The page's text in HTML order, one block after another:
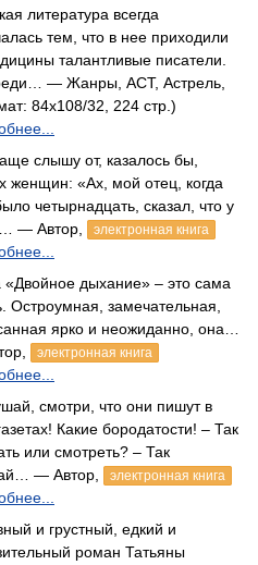
литература всегда
тем, что в нее приходили
талантливые писатели.
— Жанры, АСТ, Астрель,
84x108/32, 224 стр.)
слышу от, казалось бы,
женщин: «Ах, мой отец, когда
четырнадцать, сказал, что у
— Автор,
электронная книга
«Двойное дыхание» – это сама
Остроумная, замечательная,
ярко и неожиданно, она…
электронная книга
смотри, что они пишут в
Какие бородатости! – Так
или смотреть? – Так
— Автор,
электронная книга
и грустный, едкий и
роман Татьяны